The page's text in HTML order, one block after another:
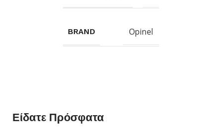
BRAND Opinel
Είδατε Πρόσφατα